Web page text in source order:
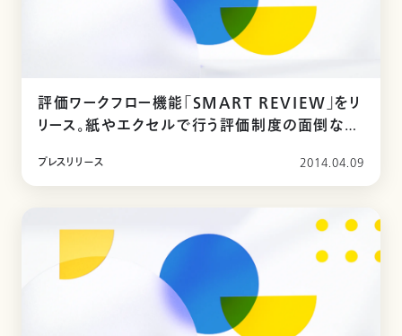
評価ワークフロー機能「SMART REVIEW」をリ
リース。紙やエクセルで行う評価制度の面倒な運
プレスリリース 2014.04.09